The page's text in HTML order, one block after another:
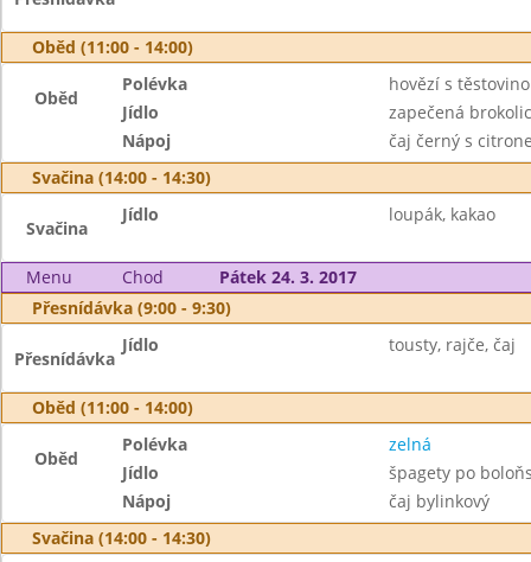
Oběd (11:00 - 14:00)
Oběd
Polévka
hovězí s
Jídlo
zapečená
Nápoj
čaj černý s
Svačina (14:00 - 14:30)
Svačina
Jídlo loupák, kakao
Menu Chod
Pátek 24. 3. 2017
Přesnídávka (9:00 - 9:30)
Přesnídávka
Jídlo tousty, rajče, čaj
Oběd (11:00 - 14:00)
Oběd
Polévka
zelná
Jídlo
špagety po
Nápoj
čaj bylinkový
Svačina (14:00 - 14:30)